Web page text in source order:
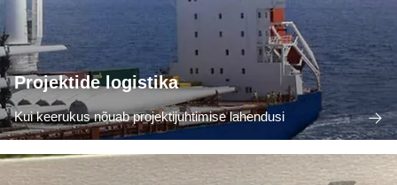
Projektide logistika
Kui keerukus nõuab projektijuhtimise lahendusi